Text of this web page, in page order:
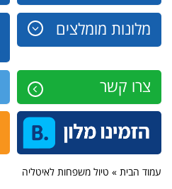
מלונות מומלצים
צרו קשר
עמוד הבית » טיול משפחות לאיטליה